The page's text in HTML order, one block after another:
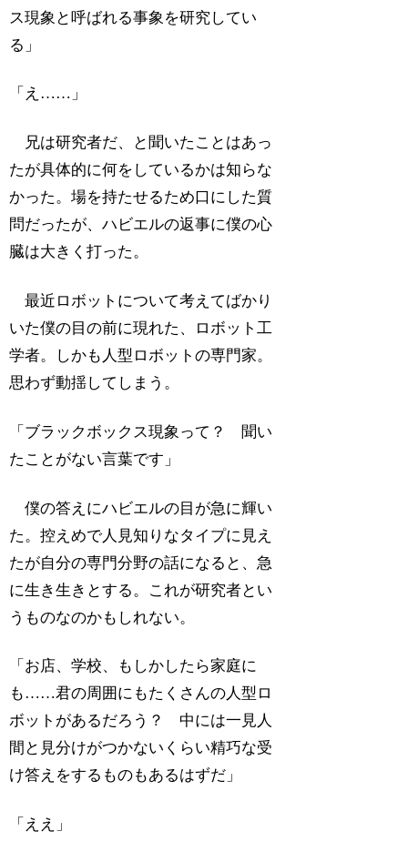
ス現象と呼ばれる事象を研究してい
る」
「え……」
兄は研究者だ、と聞いたことはあっ
たが具体的に何をしているかは知らな
かった。場を持たせるため口にした質
問だったが、ハビエルの返事に僕の心
臓は大きく打った。
最近ロボットについて考えてばかり
いた僕の目の前に現れた、ロボット工
学者。しかも人型ロボットの専門家。
思わず動揺してしまう。
「ブラックボックス現象って？ 聞い
たことがない言葉です」
僕の答えにハビエルの目が急に輝い
た。控えめで人見知りなタイプに見え
たが自分の専門分野の話になると、急
に生き生きとする。これが研究者とい
うものなのかもしれない。
「お店、学校、もしかしたら家庭に
も……君の周囲にもたくさんの人型ロ
ボットがあるだろう？ 中には一見人
間と見分けがつかないくらい精巧な受
け答えをするものもあるはずだ」
「ええ」